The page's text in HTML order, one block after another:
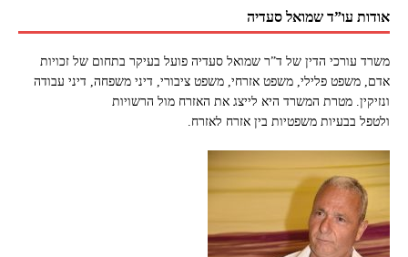
אודות עו”ד שמואל סעדיה
משרד עורכי הדין של ד”ר שמואל סעדיה פועל בעיקר בתחום של זכויות
אדם, משפט פלילי, משפט אזרחי, משפט ציבורי, דיני משפחה, דיני עבודה
ונזיקין. מטרת המשרד היא לייצג את האזרח מול הרשויות
ולטפל בבעיות משפטיות בין אזרח לאזרח.